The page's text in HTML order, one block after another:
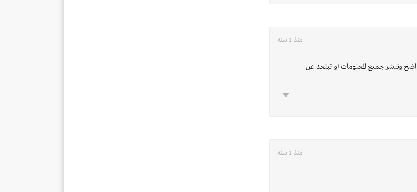
منذ 1 سنه
وتنشر جميع المعلومات أو تبتعد عن
منذ 1 سنه